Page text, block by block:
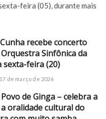
feira (05), durante mais
recebe concerto
Sinfônica da
sexta-feira (20)
de março de 2026
de Ginga – celebra a
oralidade cultural do